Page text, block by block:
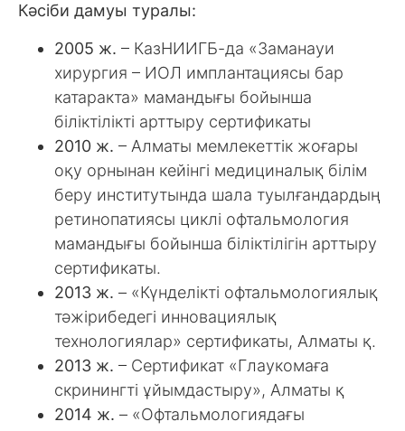
Кәсіби дамуы туралы:
2005 ж. – КазНИИГБ-да «Заманауи
хирургия – ИОЛ имплантациясы бар
катаракта» мамандығы бойынша
біліктілікті арттыру сертификаты
2010 ж. – Алматы мемлекеттік жоғары
оқу орнынан кейінгі медициналық білім
беру институтында шала туылғандардың
ретинопатиясы циклі офтальмология
мамандығы бойынша біліктілігін арттыру
сертификаты.
2013 ж. – «Күнделікті офтальмологиялық
тәжірибедегі инновациялық
технологиялар» сертификаты, Алматы қ.
2013 ж. – Сертификат «Глаукомаға
скринингті ұйымдастыру», Алматы қ
2014 ж. – «Офтальмологиядағы